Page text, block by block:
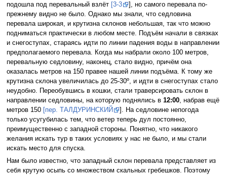
подошла под перевальный взлёт [3-3
], но самого перевала по-
прежнему видно не было. Однако мы знали, что седловина
перевала широкая, и крутизна склонов небольшая, так что можно
подниматься практически в любом месте. Подъём начали в связках
и снегоступах, стараясь идти по линии падения воды в направлении
предполагаемого перевала. Когда мы набрали около 100 метров,
перевальную седловину, наконец, стало видно, причём она
оказалась метров на 150 правее нашей линии подъёма. К тому же
крутизна склона увеличилась до 25-30º, и идти в снегоступах стало
неудобно. Переобувшись в кошки, стали траверсировать склон в
направлении седловины, на которую поднялись в 12:00, набрав ещё
метров 150 [пер. ТАЛДУРИНСКИЙ
]. На седловине непогода
только усугубилась тем, что ветер теперь дул постоянно,
преимущественно с западной стороны. Понятно, что никакого
желания искать тур в таких условиях у нас не было, и мы стали
искать место для спуска.
Нам было известно, что западный склон перевала представляет из
себя крутую осыпь со множеством скальных гребешков. Поэтому